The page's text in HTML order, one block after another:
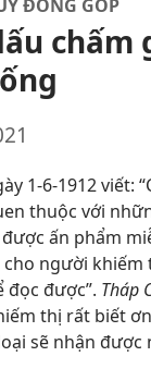
ĐÓNG GÓP
chấm
1-6-1912 viết:
thuộc với
ấn phẩm
cho người
đọc được”. Tháp
thị rất biết
sẽ nhận được